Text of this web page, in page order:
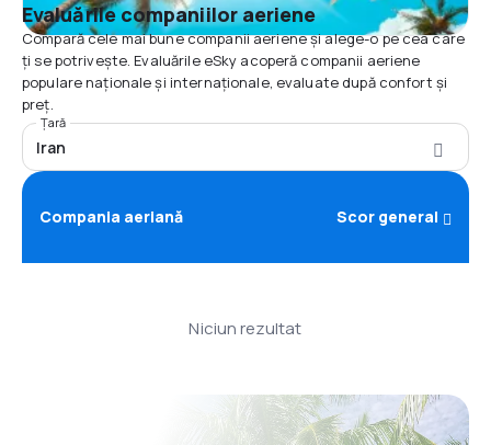
Evaluările companiilor aeriene
Compară cele mai bune companii aeriene și alege-o pe cea care
ți se potrivește. Evaluările eSky acoperă companii aeriene
populare naționale și internaționale, evaluate după confort și
preț.
Țară
Iran
Compania aeriană Scor general
Niciun rezultat